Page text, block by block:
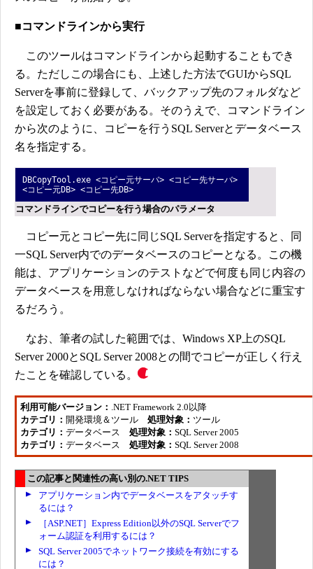
■コマンドラインから実行
このツールはコマンドラインから起動することもでき
る。ただしこの場合にも、上述した方法でGUIからSQL
Serverを事前に登録して、バックアップ先のフォルダなど
を設定しておく必要がある。そのうえで、コマンドライン
から次のように、コピーを行うSQL Serverとデータベース
名を指定する。
DBCopyTool.exe <コピー元サーバ> <コピー先サーバ>
<コピー元DB> <コピー先DB>
コマンドラインでコピーを行う場合のパラメータ
コピー元とコピー先に同じSQL Serverを指定すると、同
一SQL Server内でのデータベースのコピーとなる。この機
能は、アプリケーションのテストなどで何度も同じ内容の
データベースを用意しなければならない場合などに重宝す
るだろう。
なお、筆者の試した範囲では、Windows XP上のSQL
Server 2000とSQL Server 2008との間でコピーが正しく行え
たことを確認している。
利用可能バージョン： .NET Framework 2.0以降
カテゴリ： 開発環境＆ツール 処理対象： ツール
カテゴリ： データベース 処理対象： SQL Server 2005
カテゴリ： データベース 処理対象： SQL Server 2008
この記事と関連性の高い別の.NET TIPS
アプリケーション内でデータベースをアタッチす
るには？
［ASP.NET］Express Edition以外のSQL Serverでフ
ォーム認証を利用するには？
SQL Server 2005でネットワーク接続を有効にする
には？